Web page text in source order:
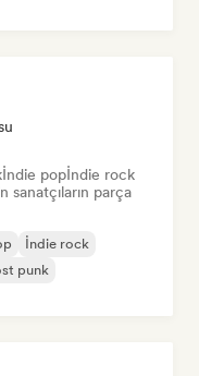
İndie popİndie rock
parça
İndie rock
punk